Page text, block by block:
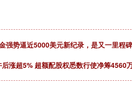
强势逼近5000美元新纪录，是又一里程
涨超5% 超额配股权悉数行使净筹4560